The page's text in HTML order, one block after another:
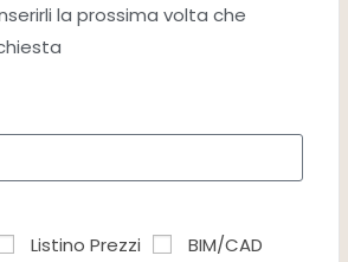
la prossima volta che
Listino Prezzi
BIM/CAD